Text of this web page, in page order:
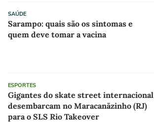
SAÚDE
Sarampo: quais são os sintomas e
quem deve tomar a vacina
ESPORTES
Gigantes do skate street internacional
desembarcam no Maracanãzinho (RJ)
para o SLS Rio Takeover